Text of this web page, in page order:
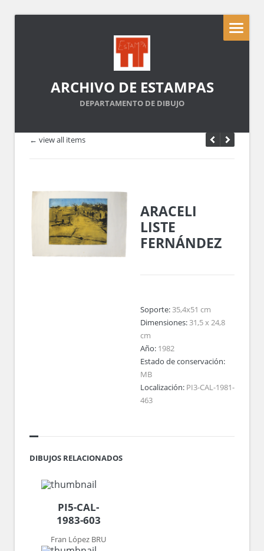
ARCHIVO DE ESTAMPAS
DEPARTAMENTO DE DIBUJO
← view all items
ARACELI
LISTE
FERNÁNDEZ
Soporte:35,4x51 cm
Dimensiones:31,5 x 24,8
cm
Año: 1982
Estado de conservación:
MB
Localización: PI3-CAL-1981-
463
DIBUJOS RELACIONADOS
PI5-CAL-
1983-603
Fran López BRU